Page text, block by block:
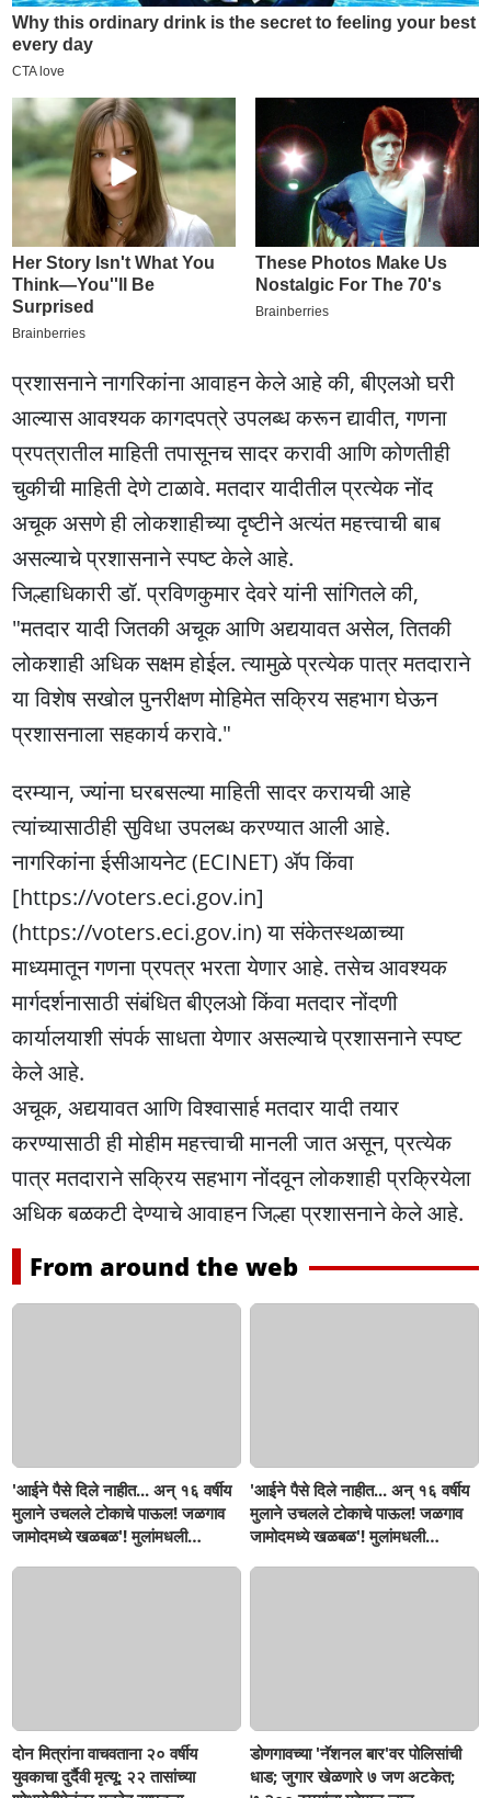
प्रशासनाने नागरिकांना आवाहन केले आहे की, बीएलओ घरी
आल्यास आवश्यक कागदपत्रे उपलब्ध करून द्यावीत, गणना
प्रपत्रातील माहिती तपासूनच सादर करावी आणि कोणतीही
चुकीची माहिती देणे टाळावे. मतदार यादीतील प्रत्येक नोंद
अचूक असणे ही लोकशाहीच्या दृष्टीने अत्यंत महत्त्वाची बाब
असल्याचे प्रशासनाने स्पष्ट केले आहे.
जिल्हाधिकारी डॉ. प्रविणकुमार देवरे यांनी सांगितले की,
"मतदार यादी जितकी अचूक आणि अद्ययावत असेल, तितकी
लोकशाही अधिक सक्षम होईल. त्यामुळे प्रत्येक पात्र मतदाराने
या विशेष सखोल पुनरीक्षण मोहिमेत सक्रिय सहभाग घेऊन
प्रशासनाला सहकार्य करावे."
दरम्यान, ज्यांना घरबसल्या माहिती सादर करायची आहे
त्यांच्यासाठीही सुविधा उपलब्ध करण्यात आली आहे.
नागरिकांना ईसीआयनेट (ECINET) ॲप किंवा
[https://voters.eci.gov.in]
(https://voters.eci.gov.in) या संकेतस्थळाच्या
माध्यमातून गणना प्रपत्र भरता येणार आहे. तसेच आवश्यक
मार्गदर्शनासाठी संबंधित बीएलओ किंवा मतदार नोंदणी
कार्यालयाशी संपर्क साधता येणार असल्याचे प्रशासनाने स्पष्ट
केले आहे.
अचूक, अद्ययावत आणि विश्वासार्ह मतदार यादी तयार
करण्यासाठी ही मोहीम महत्त्वाची मानली जात असून, प्रत्येक
पात्र मतदाराने सक्रिय सहभाग नोंदवून लोकशाही प्रक्रियेला
अधिक बळकटी देण्याचे आवाहन जिल्हा प्रशासनाने केले आहे.
From around the web
'आईने पैसे दिले नाहीत... अन् १६ वर्षीय
मुलाने उचलले टोकाचे पाऊल! जळगाव
जामोदमध्ये खळबळ'! मुलांमधली
'आईने पैसे दिले नाहीत... अन् १६ वर्षीय
मुलाने उचलले टोकाचे पाऊल! जळगाव
जामोदमध्ये खळबळ'! मुलांमधली
दोन मित्रांना वाचवताना २० वर्षीय
युवकाचा दुर्दैवी मृत्यू; २२ तासांच्या
डोणगावच्या 'नॅशनल बार'वर पोलिसांची
धाड; जुगार खेळणारे ७ जण अटकेत;